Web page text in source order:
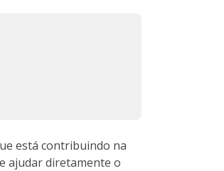
está contribuindo na
ajudar diretamente o